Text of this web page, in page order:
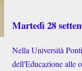
Martedì 28
Nella Università
dell'Educazione alle